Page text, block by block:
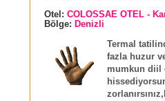
Otel: COLOSSAE OTEL -
Bölge: Denizli
Termal
fazla huzur
mumkun diil